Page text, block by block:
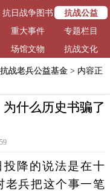
抗日战争图书
馆
抗战公益
重大事件
专题栏目
场馆文物 抗战文化
战老兵公益基金> 内容正
什么历史书骗了
降的说法是在十
老兵把这个事一笔